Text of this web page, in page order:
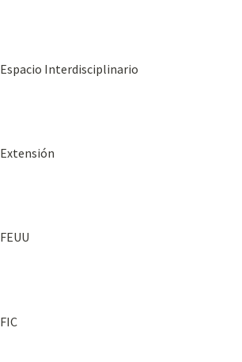
Espacio Interdisciplinario
Extensión
FEUU
FIC